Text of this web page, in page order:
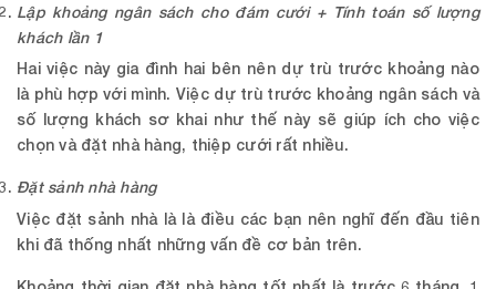
Lập khoảng ngân sách cho đám cưới + Tính toán số lượng
khách lần 1
Hai việc này gia đình hai bên nên dự trù trước khoảng nào
là phù hợp với mình. Việc dự trù trước khoảng ngân sách và
số lượng khách sơ khai như thế này sẽ giúp ích cho việc
chọn và đặt nhà hàng, thiệp cưới rất nhiều.
Đặt sảnh nhà hàng
Việc đặt sảnh nhà là là điều các bạn nên nghĩ đến đầu tiên
khi đã thống nhất những vấn đề cơ bản trên.